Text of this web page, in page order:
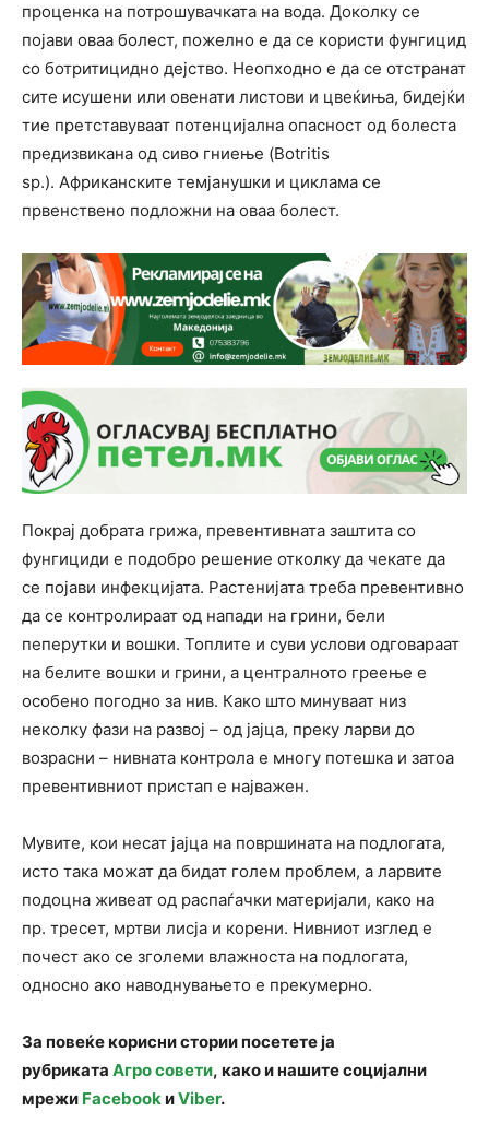
проценка на потрошувачката на вода. Доколку се
појави оваа болест, пожелно е да се користи фунгицид
со ботритицидно дејство. Неопходно е да се отстранат
сите исушени или овенати листови и цвеќиња, бидејќи
тие претставуваат потенцијална опасност од болеста
предизвикана од сиво гниење (Botritis
sp.). Африканските темјанушки и циклама се
првенствено подложни на оваа болест.
Покрај добрата грижа, превентивната заштита со
фунгициди е подобро решение отколку да чекате да
се појави инфекцијата. Растенијата треба превентивно
да се контролираат од напади на грини, бели
пеперутки и вошки. Топлите и суви услови одговараат
на белите вошки и грини, а централното греење е
особено погодно за нив. Како што минуваат низ
неколку фази на развој – од јајца, преку ларви до
возрасни – нивната контрола е многу потешка и затоа
превентивниот пристап е најважен.
Мувите, кои несат јајца на површината на подлогата,
исто така можат да бидат голем проблем, а ларвите
подоцна живеат од распаѓачки материјали, како на
пр. тресет, мртви лисја и корени. Нивниот изглед е
почест ако се зголеми влажноста на подлогата,
односно ако наводнувањето е прекумерно.
За повеќе корисни стории посетете ја
рубриката Агро совети, како и нашите социјални
мрежи FacebookиViber.